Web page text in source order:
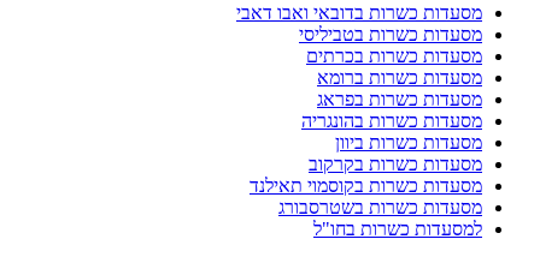
מסעדות כשרות בדובאי ואבו דאבי
מסעדות כשרות בטביליסי
מסעדות כשרות בכרתים
מסעדות כשרות ברומא
מסעדות כשרות בפראג
מסעדות כשרות בהונגריה
מסעדות כשרות ביוון
מסעדות כשרות בקרקוב
מסעדות כשרות בקוסמוי תאילנד
מסעדות כשרות בשטרסבורג
למסעדות כשרות בחו"ל